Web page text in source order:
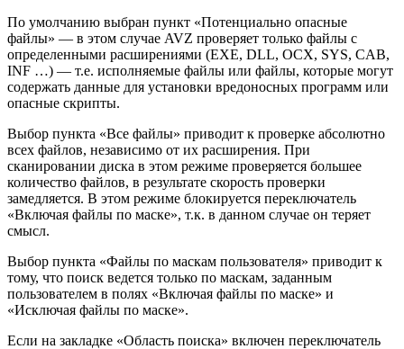
По умолчанию выбран пункт «Потенциально опасные
файлы» — в этом случае AVZ проверяет только файлы с
определенными расширениями (EXE, DLL, OCX, SYS, CAB,
INF …) — т.е. исполняемые файлы или файлы, которые могут
содержать данные для установки вредоносных программ или
опасные скрипты.
Выбор пункта «Все файлы» приводит к проверке абсолютно
всех файлов, независимо от их расширения. При
сканировании диска в этом режиме проверяется большее
количество файлов, в результате скорость проверки
замедляется. В этом режиме блокируется переключатель
«Включая файлы по маске», т.к. в данном случае он теряет
смысл.
Выбор пункта «Файлы по маскам пользователя» приводит к
тому, что поиск ведется только по маскам, заданным
пользователем в полях «Включая файлы по маске» и
«Исключая файлы по маске».
Если на закладке «Область поиска» включен переключатель